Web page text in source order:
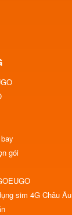
gói
sim 4G Châu Âu